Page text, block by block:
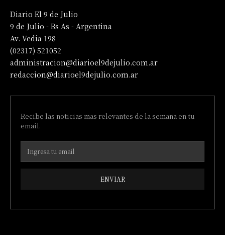
Diario El 9 de Julio
9 de Julio - Bs As - Argentina
Av. Vedia 198
(02317) 521052
administracion@diarioel9dejulio.com.ar
redaccion@diarioel9dejulio.com.ar
Recibe las noticias mas relevantes de la semana en tu
email.
ENVIAR